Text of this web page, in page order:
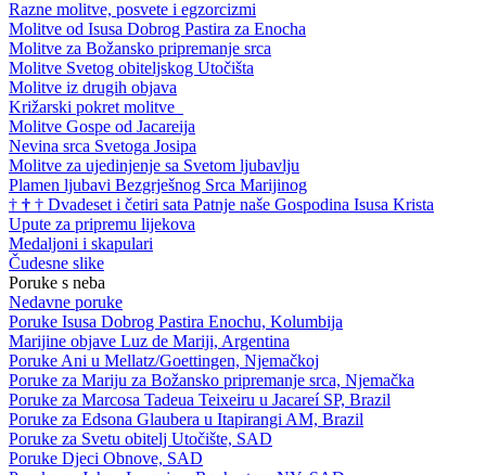
Razne molitve, posvete i egzorcizmi
Molitve od Isusa Dobrog Pastira za Enocha
Molitve za Božansko pripremanje srca
Molitve Svetog obiteljskog Utočišta
Molitve iz drugih objava
Križarski pokret molitve
Molitve Gospe od Jacareija
Nevina srca Svetoga Josipa
Molitve za ujedinjenje sa Svetom ljubavlju
Plamen ljubavi Bezgrješnog Srca Marijinog
† † † Dvadeset i četiri sata Patnje naše Gospodina Isusa Krista
Upute za pripremu lijekova
Medaljoni i skapulari
Čudesne slike
Poruke s neba
Nedavne poruke
Poruke Isusa Dobrog Pastira Enochu, Kolumbija
Marijine objave Luz de Mariji, Argentina
Poruke Ani u Mellatz/Goettingen, Njemačkoj
Poruke za Mariju za Božansko pripremanje srca, Njemačka
Poruke za Marcosa Tadeua Teixeiru u Jacareí SP, Brazil
Poruke za Edsona Glaubera u Itapirangi AM, Brazil
Poruke za Svetu obitelj Utočište, SAD
Poruke Djeci Obnove, SAD